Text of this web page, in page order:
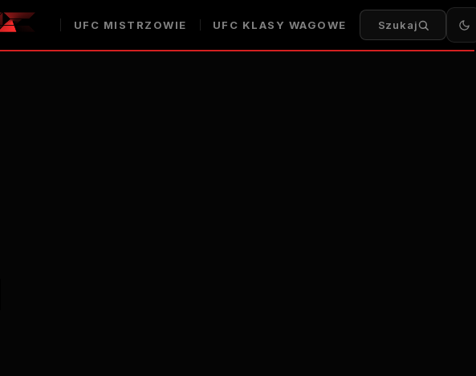
UFC MISTRZOWIE UFC KLASY WAGOWE Szukaj